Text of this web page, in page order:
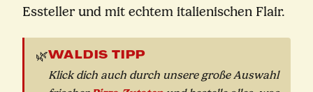
Essteller und mit echtem italienischen Flair.
🌿WALDIS TIPP
Klick dich auch durch unsere große Auswahl